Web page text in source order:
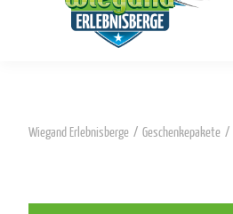
Wiegand Erlebnisberge / Geschenkepakete /